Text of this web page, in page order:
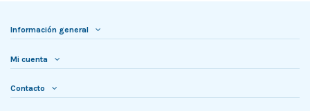
Información general
Mi cuenta
Contacto